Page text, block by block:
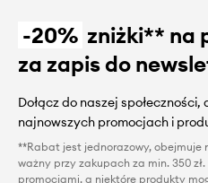
-20% zniżki** na
za zapis do
Dołącz do naszej
najnowszych promocjach i
**Rabat jest jednorazowy, obejmuje
ważny przy zakupach za min. 350
promocjami, a niektóre produkty